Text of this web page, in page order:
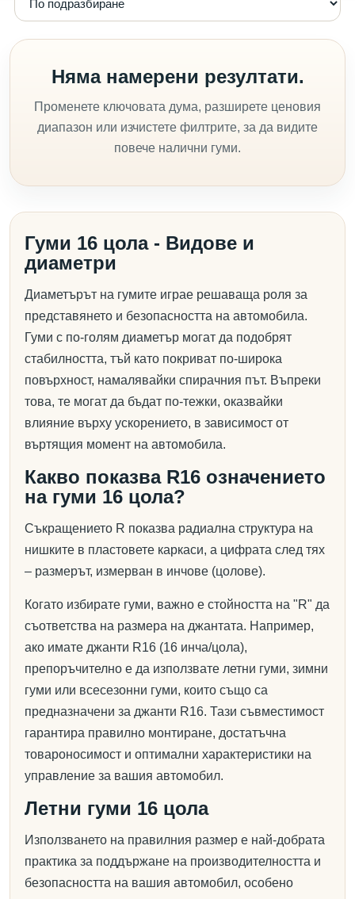
Няма намерени резултати.
Променете ключовата дума, разширете ценовия
диапазон или изчистете филтрите, за да видите
повече налични гуми.
Гуми 16 цола - Видове и
диаметри
Диаметърът на гумите играе решаваща роля за
представянето и безопасността на автомобила.
Гуми с по-голям диаметър могат да подобрят
стабилността, тъй като покриват по-широка
повърхност, намалявайки спирачния път. Въпреки
това, те могат да бъдат по-тежки, оказвайки
влияние върху ускорението, в зависимост от
въртящия момент на автомобила.
Какво показва R16 означението
на гуми 16 цола?
Съкращението R показва радиална структура на
нишките в пластовете каркаси, а цифрата след тях
– размерът, измерван в инчове (цолове).
Когато избирате гуми, важно е стойността на "R" да
съответства на размера на джантата. Например,
ако имате джанти R16 (16 инча/цола),
препоръчително е да използвате летни гуми, зимни
гуми или всесезонни гуми, които също са
предназначени за джанти R16. Тази съвместимост
гарантира правилно монтиране, достатъчна
товароносимост и оптимални характеристики на
управление за вашия автомобил.
Летни гуми 16 цола
Използването на правилния размер е най-добрата
практика за поддържане на производителността и
безопасността на вашия автомобил, особено